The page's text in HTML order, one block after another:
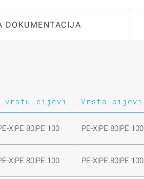
DOKUMENTACIJA
vrstu cijevi Vrsta cijevi
X|PE 80|PE 100 PE-X|PE 80|PE 100
X|PE 80|PE 100 PE-X|PE 80|PE 100